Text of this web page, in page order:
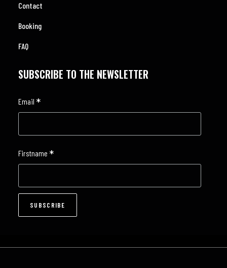
Contact
Booking
FAQ
SUBSCRIBE TO THE NEWSLETTER
Email *
Firstname *